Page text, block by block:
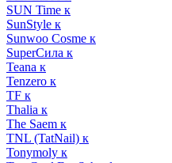
SUN Time к
SunStyle к
Sunwoo Cosme к
SuperСила к
Teana к
Tenzero к
TF к
Thalia к
The Saem к
TNL (TatNail) к
Tonymoly к